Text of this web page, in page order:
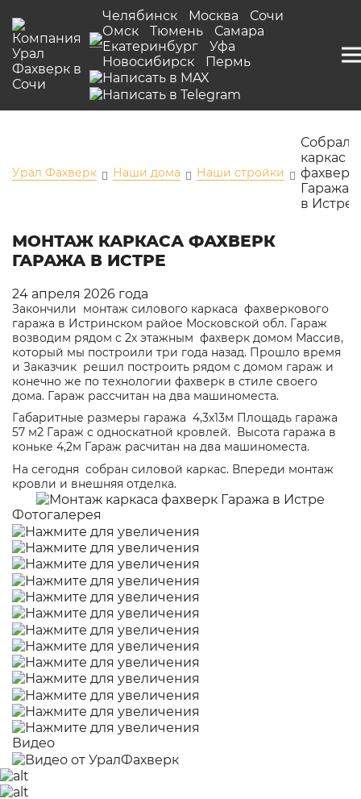
Челябинск Москва
Сочи
Омск
Тюмень
Самара
Екатеринбург
Уфа
Новосибирск
Пермь
Урал Фахверк Наши дома Наши стройки
Собрали
каркас
фахверк
Гаража
в Истре
МОНТАЖ КАРКАСА ФАХВЕРК
ГАРАЖА В ИСТРЕ
24 апреля 2026 года
Закончили монтаж силового каркаса фахверкового
гаража в Истринском райое Московской обл. Гараж
возводим рядом с 2х этажным фахверк домом Массив,
который мы построили три года назад. Прошло время
и Заказчик решил построить рядом с домом гараж и
конечно же по технологии фахверк в стиле своего
дома. Гараж рассчитан на два машиноместа.
Габаритные размеры гаража 4,3х13м Площадь гаража
57 м2 Гараж с односкатной кровлей. Высота гаража в
коньке 4,2м Гараж расчитан на два машиноместа.
На сегодня собран силовой каркас. Впереди монтаж
кровли и внешняя отделка.
Фотогалерея
Видео